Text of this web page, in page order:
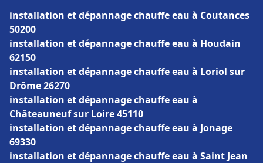
installation et dépannage chauffe eau à Coutances
50200
installation et dépannage chauffe eau à Houdain
62150
installation et dépannage chauffe eau à Loriol sur
Drôme 26270
installation et dépannage chauffe eau à
Châteauneuf sur Loire 45110
installation et dépannage chauffe eau à Jonage
69330
installation et dépannage chauffe eau à Saint Jean